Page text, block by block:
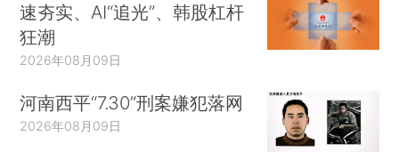
速夯实、AI“追光”、韩股杠杆
狂潮
2026年08月09日
河南西平“7.30”刑案嫌犯落网
2026年08月09日